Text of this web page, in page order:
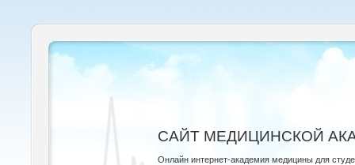
САЙТ МЕДИЦИНСКОЙ
Онлайн интернет-академия медицины для